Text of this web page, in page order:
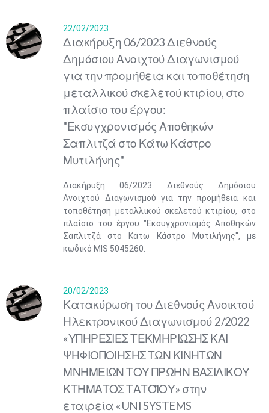
22/02/2023
Διακήρυξη 06/2023 Διεθνούς
Δημόσιου Ανοιχτού Διαγωνισμού
για την προμήθεια και τοποθέτηση
μεταλλικού σκελετού κτιρίου, στο
πλαίσιο του έργου:
"Εκσυγχρονισμός Αποθηκών
Σαπλιτζά στο Κάτω Κάστρο
Μυτιλήνης"
Διακήρυξη 06/2023 Διεθνούς Δημόσιου
Ανοιχτού Διαγωνισμού για την προμήθεια και
τοποθέτηση μεταλλικού σκελετού κτιρίου, στο
πλαίσιο του έργου "Εκσυγχρονισμός Αποθηκών
Σαπλιτζά στο Κάτω Κάστρο Μυτιλήνης'', με
κωδικό MIS 5045260.
20/02/2023
Kατακύρωση του Διεθνούς Ανοικτού
Ηλεκτρονικού Διαγωνισμού 2/2022
«ΥΠΗΡΕΣΙΕΣ ΤΕΚΜΗΡΙΩΣΗΣ ΚΑΙ
ΨΗΦΙΟΠΟΙΗΣΗΣ ΤΩΝ ΚΙΝΗΤΩΝ
ΜΝΗΜΕΙΩΝ ΤΟΥ ΠΡΩΗΝ ΒΑΣΙΛΙΚΟΥ
ΚΤΗΜΑΤΟΣ ΤΑΤΟΪΟΥ» στην
εταιρεία «UNI SYSTEMS